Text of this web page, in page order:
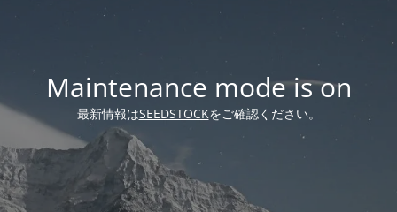
Maintenance mode is on
最新情報はSEEDSTOCKをご確認ください。